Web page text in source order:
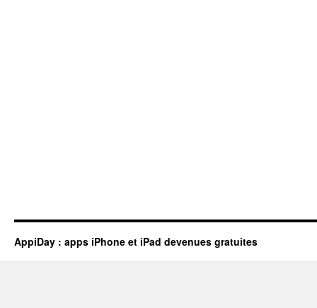
AppiDay : apps iPhone et iPad devenues gratuites